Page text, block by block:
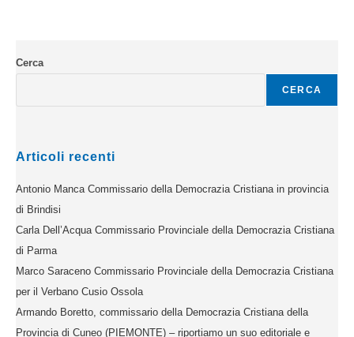
Cerca
CERCA
Articoli recenti
Antonio Manca Commissario della Democrazia Cristiana in provincia
di Brindisi
Carla Dell’Acqua Commissario Provinciale della Democrazia Cristiana
di Parma
Marco Saraceno Commissario Provinciale della Democrazia Cristiana
per il Verbano Cusio Ossola
Armando Boretto, commissario della Democrazia Cristiana della
Provincia di Cuneo (PIEMONTE) – riportiamo un suo editoriale e